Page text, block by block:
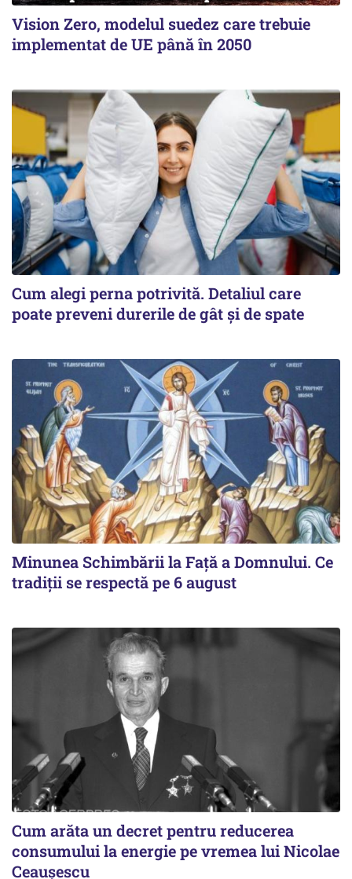
Vision Zero, modelul suedez care trebuie
implementat de UE până în 2050
Cum alegi perna potrivită. Detaliul care
poate preveni durerile de gât și de spate
Minunea Schimbării la Față a Domnului. Ce
tradiții se respectă pe 6 august
Cum arăta un decret pentru reducerea
consumului la energie pe vremea lui Nicolae
Ceaușescu